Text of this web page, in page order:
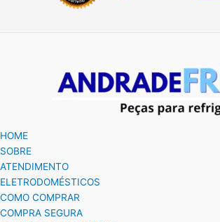
HOME
SOBRE
ATENDIMENTO
ELETRODOMÉSTICOS
COMO COMPRAR
COMPRA SEGURA